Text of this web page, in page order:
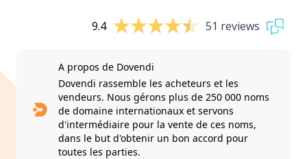
9.4 51 reviews
A propos de Dovendi
Dovendi rassemble les acheteurs et les
vendeurs. Nous gérons plus de 250 000 noms
de domaine internationaux et servons
d'intermédiaire pour la vente de ces noms,
dans le but d'obtenir un bon accord pour
toutes les parties.